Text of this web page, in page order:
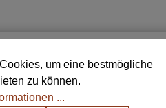
für deine
und finde die
dein Zuhause.
um eine bestmögliche
zu können.
...